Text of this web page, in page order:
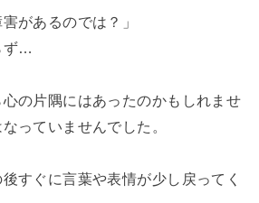
があるのでは？」
ず…
の片隅にはあったのかもしれませ
っていませんでした。
すぐに言葉や表情が少し戻ってく